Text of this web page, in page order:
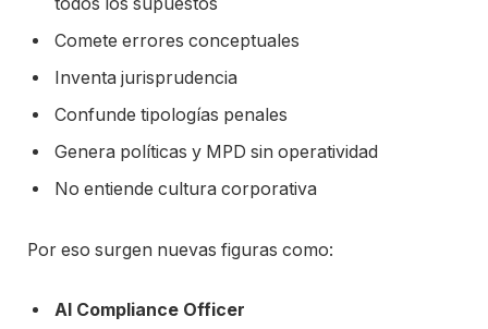
Comete errores conceptuales
Inventa jurisprudencia
Confunde tipologías penales
Genera políticas y MPD sin operatividad
No entiende cultura corporativa
Por eso surgen nuevas figuras como:
AI Compliance Officer